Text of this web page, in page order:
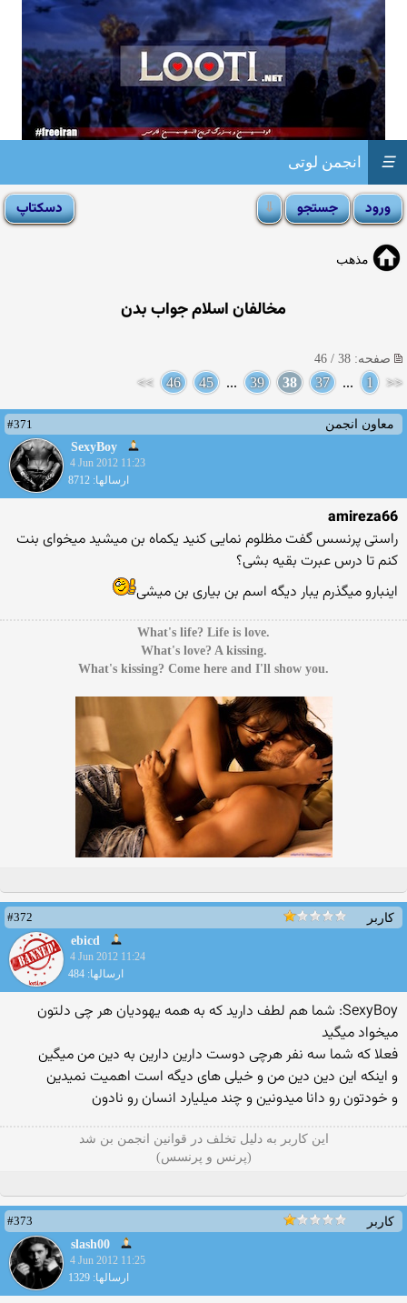
انجمن لوتی ☰
مذهب
مخالفان اسلام جواب بدن
صفحه: 38 / 46
<<
1
...
37
38
39
...
45
46
>>
معاون انجمن
#371
SexyBoy
4 Jun 2012 11:23
ارسالها: 8712
amireza66
راستی پرنسس گفت مظلوم نمایی کنید یکماه بن میشید میخوای بنت
کنم تا درس عبرت بقیه بشی؟
اینبارو میگذرم یبار دیگه اسم بن بیاری بن میشی
.What's life? Life is love
.What's love? A kissing
.What's kissing? Come here and I'll show you
کاربر
#372
ebicd
4 Jun 2012 11:24
ارسالها: 484
SexyBoy: شما هم لطف دارید که به همه یهودیان هر چی دلتون
میخواد میگید
فعلا که شما سه نفر هرچی دوست دارین دارین به دین من میگین
و اینکه این دین دین من و خیلی های دیگه است اهمیت نمیدین
و خودتون رو دانا میدونین و چند میلیارد انسان رو نادون
این کاربر به دلیل تخلف در قوانین انجمن بن شد
(پرنس و پرنسس)
کاربر
#373
slash00
4 Jun 2012 11:25
ارسالها: 1329